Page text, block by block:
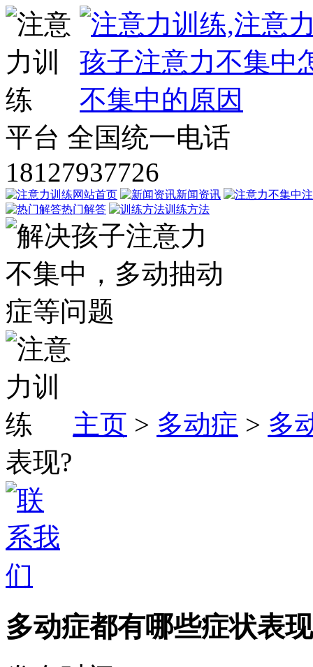
平台 全国统一电话
18127937726
网站首页 新闻资讯
热门解答
训练方法
主页 > 多动症 > 多
表现?
多动症都有哪些症状表